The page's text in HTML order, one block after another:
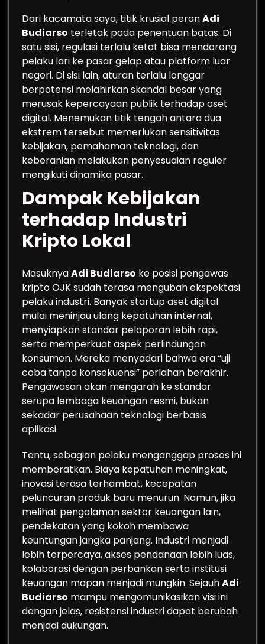
Dari kacamata saya, titik krusial peranAdi
Budiarso terletak pada penentuan batas. Di
satu sisi, regulasi terlalu ketat bisa mendorong
pelaku lari ke pasar gelap atau platform luar
negeri. Di sisi lain, aturan terlalu longgar
berpotensi melahirkan skandal besar yang
merusak kepercayaan publik terhadap aset
digital. Menemukan titik tengah antara dua
ekstrem tersebut memerlukan sensitivitas
kebijakan, pemahaman teknologi, dan
keberanian melakukan penyesuaian reguler
mengikuti dinamika pasar.
Dampak Kebijakan
terhadap Industri
Kripto Lokal
MasuknyaAdi Budiarso ke posisi pengawas
kripto OJK sudah terasa mengubah ekspektasi
pelaku industri. Banyak startup aset digital
mulai meninjau ulang kepatuhan internal,
menyiapkan standar pelaporan lebih rapi,
serta memperkuat aspek perlindungan
konsumen. Mereka menyadari bahwa era “uji
coba tanpa konsekuensi” perlahan berakhir.
Pengawasan akan mengarah ke standar
serupa lembaga keuangan resmi, bukan
sekadar perusahaan teknologi berbasis
aplikasi.
Tentu, sebagian pelaku menganggap proses ini
memberatkan. Biaya kepatuhan meningkat,
inovasi terasa terhambat, kecepatan
peluncuran produk baru menurun. Namun, jika
melihat pengalaman sektor keuangan lain,
pendekatan yang kokoh membawa
keuntungan jangka panjang. Industri menjadi
lebih terpercaya, akses pendanaan lebih luas,
kolaborasi dengan perbankan serta institusi
keuangan mapan menjadi mungkin. SejauhAdi
Budiarso mampu mengomunikasikan visi ini
dengan jelas, resistensi industri dapat berubah
menjadi dukungan.